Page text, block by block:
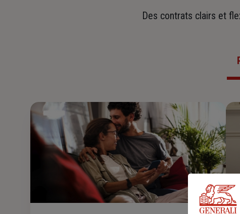
Des contrats clairs et